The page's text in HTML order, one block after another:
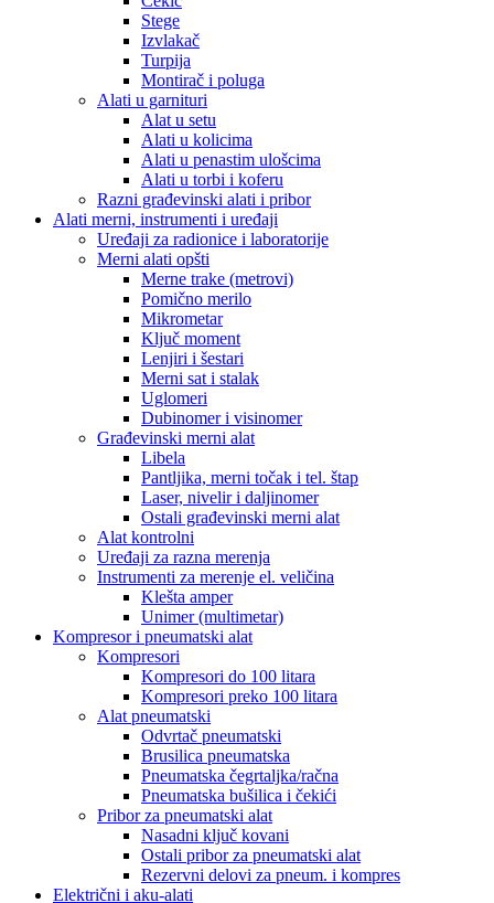
Stege
Izvlakač
Turpija
Montirač i poluga
Alati u garnituri
Alat u setu
Alati u kolicima
Alati u penastim ulošcima
Alati u torbi i koferu
Razni građevinski alati i pribor
Alati merni, instrumenti i uređaji
Uređaji za radionice i laboratorije
Merni alati opšti
Merne trake (metrovi)
Pomično merilo
Mikrometar
Ključ moment
Lenjiri i šestari
Merni sat i stalak
Uglomeri
Dubinomer i visinomer
Građevinski merni alat
Libela
Pantljika, merni točak i tel. štap
Laser, nivelir i daljinomer
Ostali građevinski merni alat
Alat kontrolni
Uređaji za razna merenja
Instrumenti za merenje el. veličina
Klešta amper
Unimer (multimetar)
Kompresor i pneumatski alat
Kompresori
Kompresori do 100 litara
Kompresori preko 100 litara
Alat pneumatski
Odvrtač pneumatski
Brusilica pneumatska
Pneumatska čegrtaljka/račna
Pneumatska bušilica i čekići
Pribor za pneumatski alat
Nasadni ključ kovani
Ostali pribor za pneumatski alat
Rezervni delovi za pneum. i kompres
Električni i aku-alati